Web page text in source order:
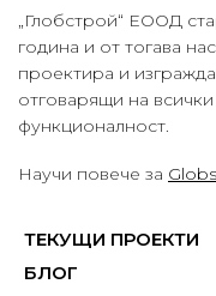
„Глобстрой“ ЕООД
година и от тогава
проектира и
отговарящи на
функционалност.
Научи повече за
ТЕКУЩИ ПРОЕКТИ
БЛОГ